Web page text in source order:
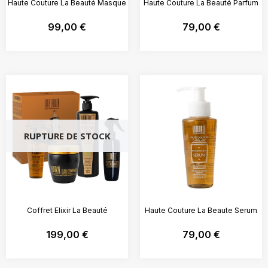
Haute Couture La Beauté Masque
99,00 €
Haute Couture La Beauté Parfum
79,00 €
RUPTURE DE STOCK
Coffret Elixir La Beauté
199,00 €
Haute Couture La Beaute Serum
79,00 €